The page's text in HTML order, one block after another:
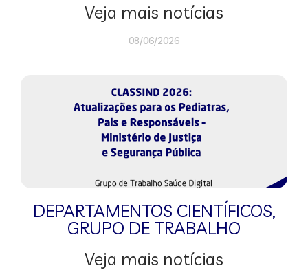
Veja mais notícias
08/06/2026
DEPARTAMENTOS CIENTÍFICOS,
GRUPO DE TRABALHO
Veja mais notícias